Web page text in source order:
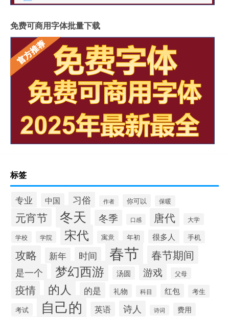
免费可商用字体批量下载
标签
专业 中国 习俗 作者 你可以 保暖
元宵节 冬天 冬季 口感 唐代 大学
学校 学院 宋代 寓意 年初 很多人 手机
攻略 新年 时间 春节 春节期间
是一个 梦幻西游 汤圆 游戏 父母
疫情 的人 的是 礼物 科目 红包
考生
考试
自己的 英语 诗人 诗词 费用